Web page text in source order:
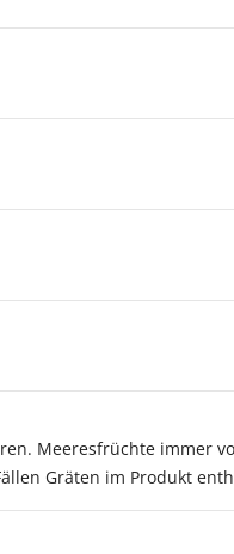
Meeresfrüchte immer
Gräten im Produkt